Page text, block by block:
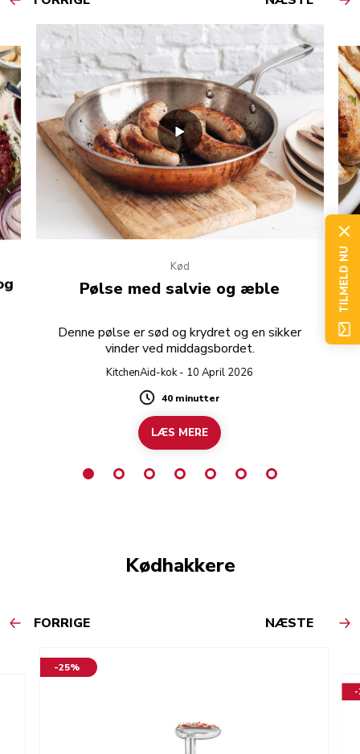
Kød
Pølse med salvie og æble
Denne pølse er sød og krydret og en sikker
vinder ved middagsbordet.
KitchenAid-kok - 10 April 2026
Duration
40 minutter
LÆS MERE
Kødhakkere
FORRIGE NÆSTE
-25%
-
TILMELD NU